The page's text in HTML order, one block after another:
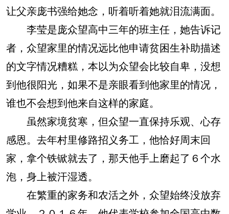
让父亲庞书强给她念，听着听着她就泪流满面。
李莹是庞众望高中三年的班主任，她告诉记
者，众望家里的情况远比他申请贫困生补助描述
的文字情况糟糕，本以为众望会比较自卑，没想
到他很阳光，如果不是亲眼看到他家里的情况，
谁也不会想到他来自这样的家庭。
虽然家境贫寒，但众望一直保持乐观、心存
感恩。去年村里修路招义务工，他恰好周末回
家，拿个铁锨就去了，那天他手上磨起了６个水
泡，身上被汗湿透。
在繁重的家务和农活之外，众望始终没放弃